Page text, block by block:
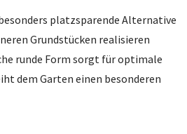
platzsparende Alternative
Grundstücken realisieren
runde Form sorgt für optimale
dem Garten einen besonderen